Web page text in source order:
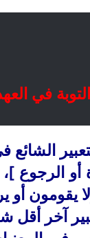
في
الشائع
أو الرجوع
أو
آخر أقل